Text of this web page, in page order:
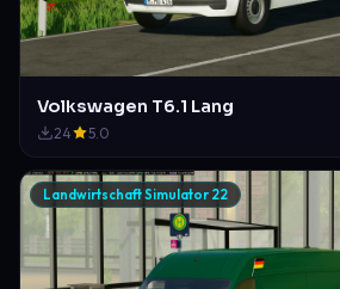
Volkswagen T6.1 Lang
24 5.0
Landwirtschaft Simulator 22